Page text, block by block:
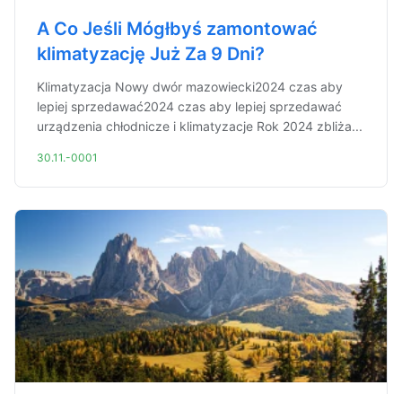
A Co Jeśli Mógłbyś zamontować
klimatyzację Już Za 9 Dni?
Klimatyzacja Nowy dwór mazowiecki2024 czas aby
lepiej sprzedawać2024 czas aby lepiej sprzedawać
urządzenia chłodnicze i klimatyzacje Rok 2024 zbliża...
30.11.-0001